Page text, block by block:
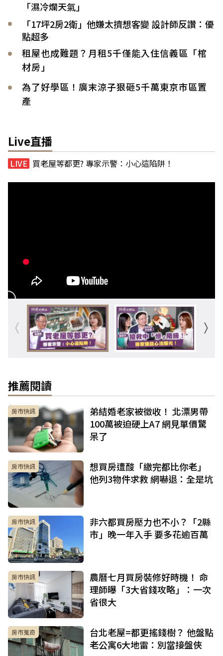
「濕冷爛天氣」
「17坪2房2衛」他嫌太擠想客變 設計師反讚：優
點超多
租屋也成難題？月租5千僅能入住信義區「棺
材房」
為了好學區！廣末涼子狠砸5千萬東京市區置
產
Live直播
買老屋等都更? 專家示警：小心這陷阱！
推薦閱讀
房市快訊
弟結婚老家被徵收！ 北漂男帶
100萬被迫硬上A7 網見單價驚
呆了
房市快訊
想買房遭酸「繳完都比你老」
他列3物件求救 網嚇退：全是坑
房市快訊
非六都買房壓力也不小？「2縣
市」晚一年入手 要多花逾百萬
房市快訊
農曆七月買房裝修好時機！ 命
理師曝「3大省錢攻略」：一次
省很大
房市蒐奇
台北老屋=都更搖錢樹？ 他盤點
老公寓6大地雷：別當接盤俠